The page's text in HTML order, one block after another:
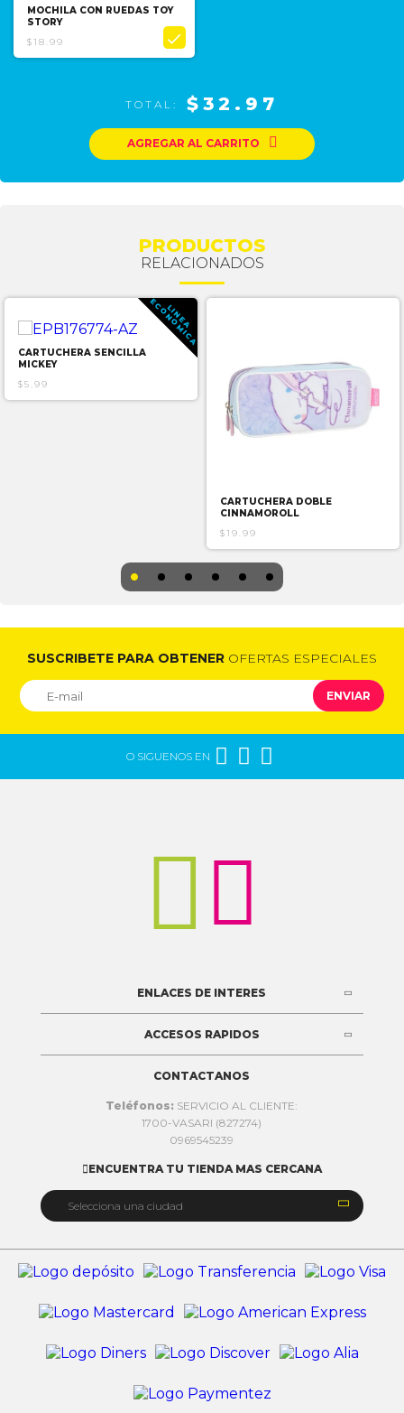
MOCHILA CON RUEDAS TOY
STORY
$18.99

TOTAL: $32.97
AGREGAR AL CARRITO 
PRODUCTOS
RELACIONADOS
L
I
N
E
A
E
C
O
N
O
M
I
C
A
CARTUCHERA SENCILLA
MICKEY
$5.99
CARTUCHERA DOBLE
CINNAMOROLL
$19.99
SUSCRIBETE PARA OBTENER OFERTAS ESPECIALES
ENVIAR
O SIGUENOS EN   

ENLACES DE INTERES
ACCESOS RAPIDOS
CONTACTANOS
Teléfonos: SERVICIO AL CLIENTE:
1700-VASARI (827274)
0969545239
ENCUENTRA TU TIENDA MAS CERCANA
Selecciona una ciudad 
Cuenca
Daule